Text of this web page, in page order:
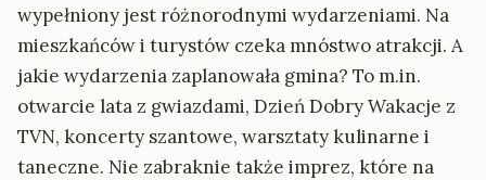
wypełniony jest różnorodnymi wydarzeniami. Na
mieszkańców i turystów czeka mnóstwo atrakcji. A
jakie wydarzenia zaplanowała gmina? To m.in.
otwarcie lata z gwiazdami, Dzień Dobry Wakacje z
TVN, koncerty szantowe, warsztaty kulinarne i
taneczne. Nie zabraknie także imprez, które na